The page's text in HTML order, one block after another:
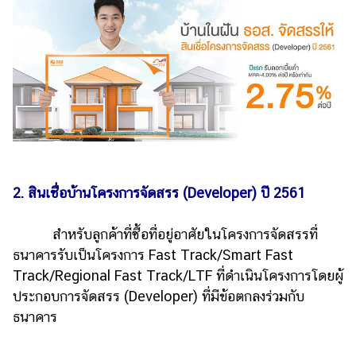
ติดต่อ
โฆษณา
แจ้ง
ปัญหา
ร่วม
เรา
2. สินเชื่อบ้านโครงการจัดสรร (Developer) ปี 2561
สำหรับลูกค้าที่ซื้อที่อยู่อาศัยในโครงการจัดสรรที่
ธนาคารรับเป็นโครงการ Fast Track/Smart Fast
Track/Regional Fast Track/LTF ที่ดำเนินโครงการโดยผู้
ประกอบการจัดสรร (Developer) ที่มีข้อตกลงร่วมกับ
ธนาคาร